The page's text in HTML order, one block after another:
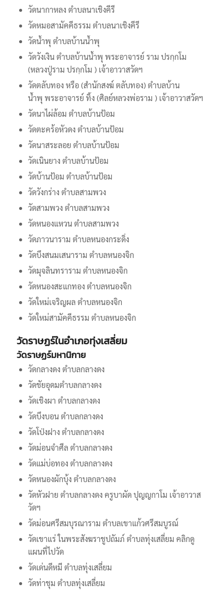
วัดนากาหลง ตำบลนาเชิงคีรี
วัดหมอสามัคคีธรรม ตำบลนาเชิงคีรี
วัดน้ำพุ ตำบลบ้านน้ำพุ
วัดวังเงิน ตำบลบ้านน้ำพุ พระอาจารย์ ราม ปรกฺกโม
(หลวงปู่ราม ปรกฺกโม ) เจ้าอาวาสวัดฯ
วัดตลับทอง หรือ (สำนักสงฆ์ ตลับทอง) ตำบลบ้าน
น้ำพุ พระอาจารย์ ทิ้ง (ศิลย์หลวงพ่อราม ) เจ้าอาวาสวัดฯ
วัดนาไผ่ล้อม ตำบลบ้านป้อม
วัดตะคร้อหัวดง ตำบลบ้านป้อม
วัดนาสระลอย ตำบลบ้านป้อม
วัดเนินยาง ตำบลบ้านป้อม
วัดบ้านป้อม ตำบลบ้านป้อม
วัดวังกร่าง ตำบลสามพวง
วัดสามพวง ตำบลสามพวง
วัดหนองแหวน ตำบลสามพวง
วัดภาวนาราม ตำบลหนองกระดิ่ง
วัดบึงสนมเสนาราม ตำบลหนองจิก
วัดมุจลินทราราม ตำบลหนองจิก
วัดหนองสะแกทอง ตำบลหนองจิก
วัดใหม่เจริญผล ตำบลหนองจิก
วัดใหม่สามัคคีธรรม ตำบลหนองจิก
วัดราษฏร์ในอำเภอทุ่งเสลี่ยม
วัดราษฏร์มหานิกาย
วัดกลางดง ตำบลกลางดง
วัดชัยอุดมตำบลกลางดง
วัดเชิงผา ตำบลกลางดง
วัดบึงบอน ตำบลกลางดง
วัดโป่งฝาง ตำบลกลางดง
วัดม่อนจำศีล ตำบลกลางดง
วัดแม่บ่อทอง ตำบลกลางดง
วัดหนองผักบุ้ง ตำบลกลางดง
วัดหัวฝาย ตำบลกลางดง ครูบาผัด ปุญญกาโม เจ้าอาวาส
วัดฯ
วัดม่อนศรีสมบุรณาราม ตำบลเขาแก้วศรีสมบูรณ์
วัดเขาแร่ ในพระสังฆราชูปถัมภ์ ตำบลทุ่งเสลี่ยม คลิกดู
แผนที่ไปวัด
วัดเด่นดีหมี ตำบลทุ่งเสลี่ยม
วัดท่าชุม ตำบลทุ่งเสลี่ยม